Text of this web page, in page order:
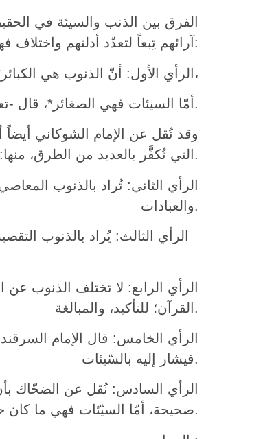
الفرق بين الذنب والسيئة في
آرائهم تِبعاً لتعدّد أدلتهم واختلاف فهمهم لها، وخلاصة ما وصلوا إليه في المسألة ما يأتي:
الرأي الأول: أنّ الذنوب هي الكبائر*، قال -تعالى-: (رَبَّنَا فَاغْفِرْ لَنَا ذُنُوبَنَا)،
أمّا السيئات فهي الصغائر*، قال -تعالى-: (وَكَفِّرْ عَنَّا سَيِّئَاتِنَا).
وقد نُقل عن الإمام الشوكاني أيضاً
التي تُكفَّر بالعديد من الطرق، منها: الصلاة.
الرأي الثاني: تُراد بالذنوب
والعبادات.
الرأي الثالث: يُراد بالذنوب
الرأي الرابع: لا تختلف الذنوب
القرآن؛ للتأكيد، والمبالغة.
الرأي الخامس: قال الإمام
فيشار إليه بالسّيئات.
الرأي السادس: نُقل عن الضحّاك
صحيحة، أمّا السيّئات فهي ما كان حال الإسلام.